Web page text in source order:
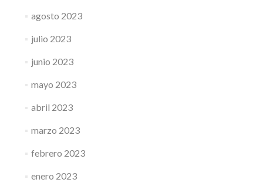
agosto 2023
julio 2023
junio 2023
mayo 2023
abril 2023
marzo 2023
febrero 2023
enero 2023